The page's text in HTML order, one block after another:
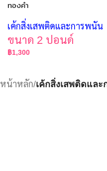
ทองคำ
เค้กสิ่งเสพติดและการพนัน
ขนาด 2 ปอนด์
฿1,300
หน้าหลัก/เค้กสิ่งเสพติดแล